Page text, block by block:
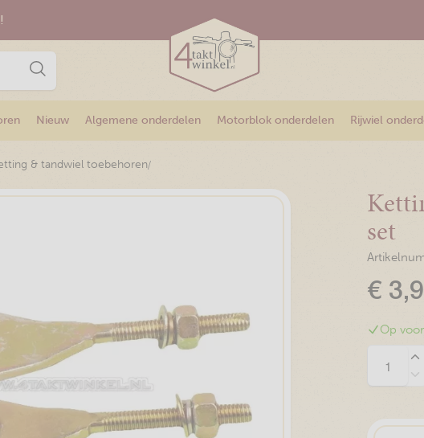
Nieuw Algemene onderdelen Motorblok onderdelen Rijwiel
& tandwiel toebehoren/
set
€
Op